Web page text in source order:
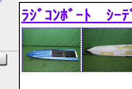
ﾗｼﾞｺﾝﾎﾞｰﾄ ｼｰ